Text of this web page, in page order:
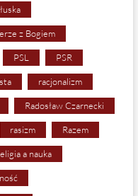
z Bogiem
PSL PSR
racjonalizm
Radosław Czarnecki
rasizm Razem
a nauka